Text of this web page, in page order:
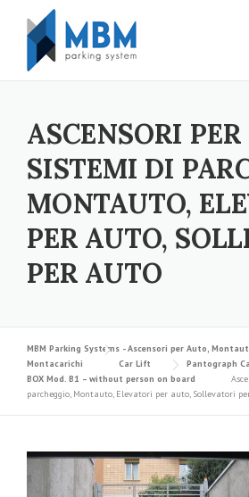
Skip to content
ASCENSORI
SISTEMI DI
MONTAUTO,
PER AUTO,
PER AUTO
MBM Parking Systems - Ascensori per Auto,
Montacarichi
Car Lift Pantograph
BOX Mod. B1 – without person on board
parcheggio, Montauto, Elevatori per auto, Sollevatori